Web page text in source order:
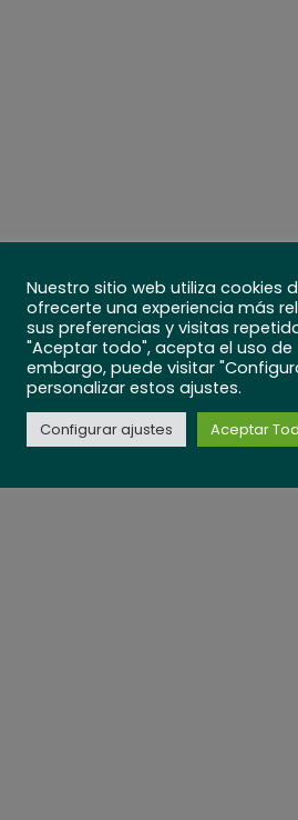
Nuestro sitio web utiliza cookies
ofrecerte una experiencia más
sus preferencias y visitas
"Aceptar todo", acepta el uso de
embargo, puede visitar
personalizar estos ajustes.
Configurar ajustes Aceptar